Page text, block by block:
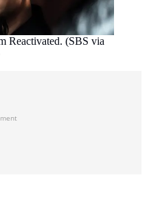
Reactivated. (SBS via